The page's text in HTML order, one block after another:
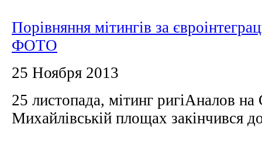
Порівняння мітингів за
ФОТО
25 Ноября 2013
25 листопада, мітинг ригіАналов на
Михайлівській площах закінчився